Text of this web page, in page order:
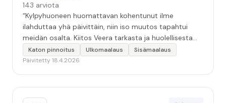
143 arviota
“Kylpyhuoneen huomattavan kohentunut ilme
ilahduttaa yhä päivittäin, niin iso muutos tapahtui
meidän osalta. Kiitos Veera tarkasta ja huolellisesta
työstä, sekä ystävällisestä palvelusta!”
Katon pinnoitus Ulkomaalaus
Sisämaalaus
Päivitetty 18.4.2026